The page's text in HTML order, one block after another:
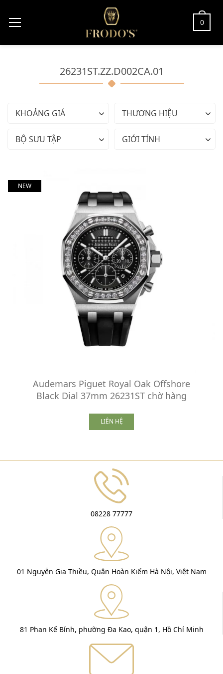
0
26231ST.ZZ.D002CA.01
KHOẢNG GIÁ THƯƠNG HIỆU
BỘ SƯU TẬP GIỚI TÍNH
NEW
Audemars Piguet Royal Oak Offshore
Black Dial 37mm 26231ST chờ hàng
LIÊN HỆ
08228 77777
01 Nguyễn Gia Thiều, Quận Hoàn Kiếm Hà Nội, Việt Nam
81 Phan Kế Bính, phường Đa Kao, quận 1, Hồ Chí Minh